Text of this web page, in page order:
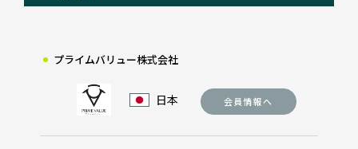
プライムバリュー株式会社
日本 会員情報へ